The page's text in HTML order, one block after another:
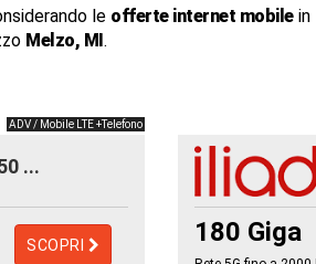
le offerte internet mobilein
Melzo, MI.
ADV / Mobile LTE +Telefono
...
SCOPRI 180 Giga